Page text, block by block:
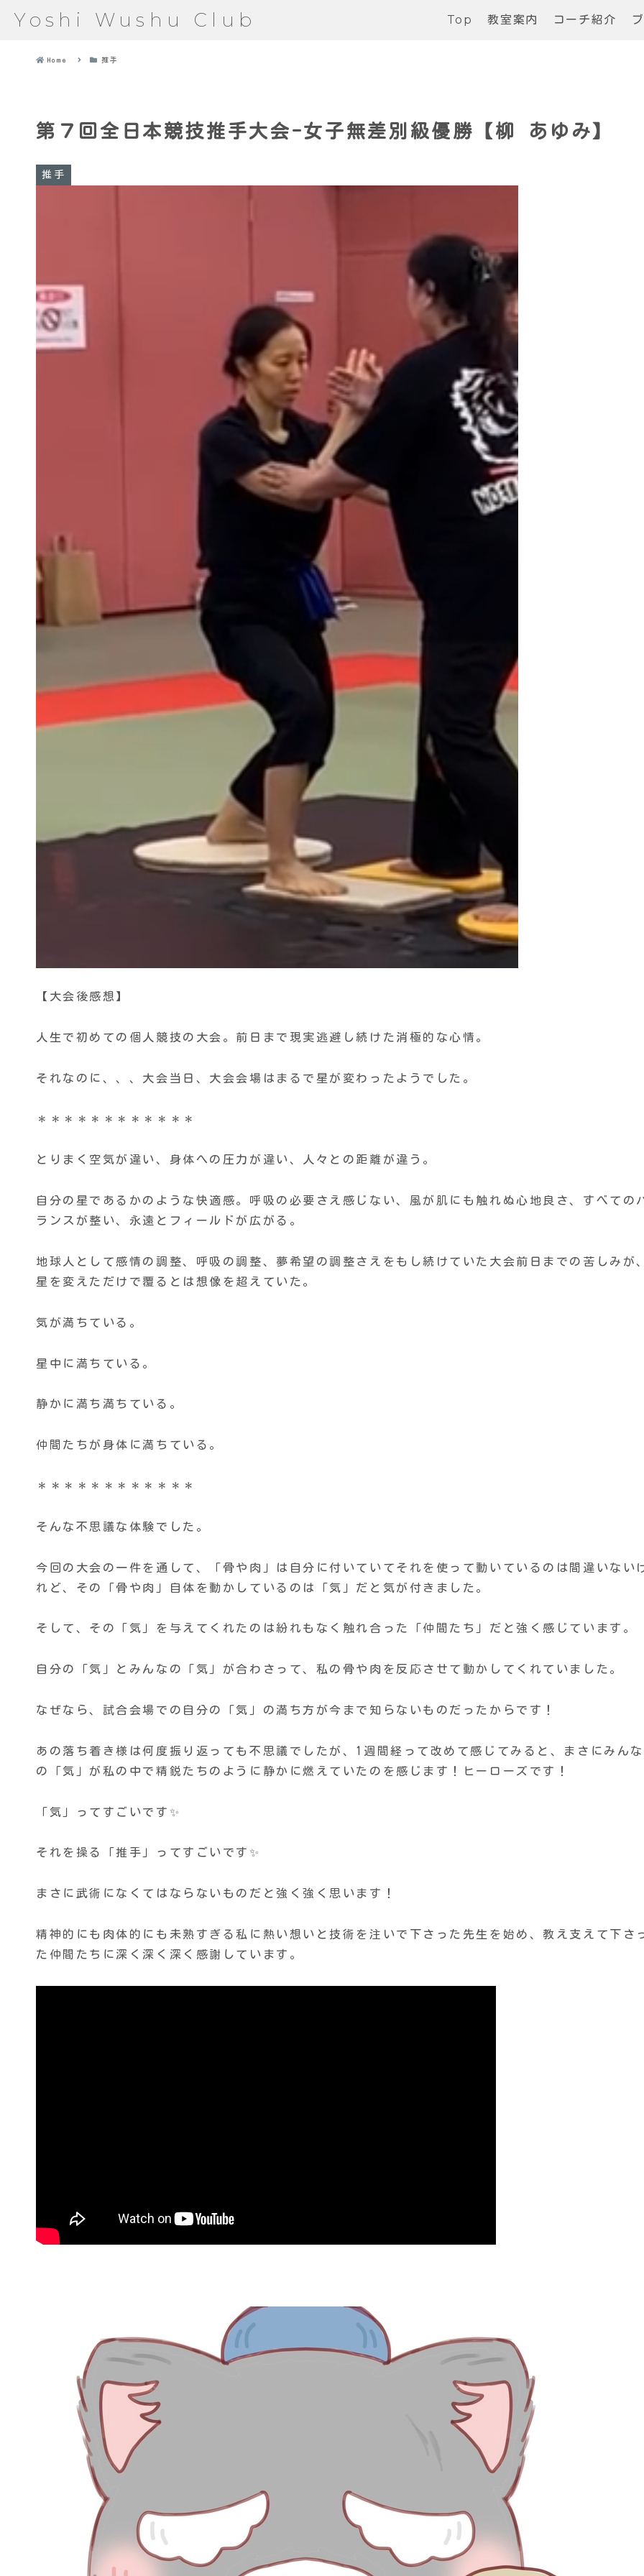
Yoshi Wushu Club Top 教室案内 コーチ紹介
Home 推手
第７回全日本競技推手大会-女子無差別級優勝【柳 あゆみ】
推手
【大会後感想】
人生で初めての個人競技の大会。前日まで現実逃避し続けた消極的な心情。
それなのに、、、大会当日、大会会場はまるで星が変わったようでした。
＊＊＊＊＊＊＊＊＊＊＊＊
とりまく空気が違い、身体への圧力が違い、人々との距離が違う。
自分の星であるかのような快適感。呼吸の必要さえ感じない、風が肌にも触れぬ心地良さ、すべての
ランスが整い、永遠とフィールドが広がる。
地球人として感情の調整、呼吸の調整、夢希望の調整さえをもし続けていた大会前日までの苦しみが
星を変えただけで覆るとは想像を超えていた。
気が満ちている。
星中に満ちている。
静かに満ち満ちている。
仲間たちが身体に満ちている。
＊＊＊＊＊＊＊＊＊＊＊＊
そんな不思議な体験でした。
今回の大会の一件を通して、「骨や肉」は自分に付いていてそれを使って動いているのは間違いない
れど、その「骨や肉」自体を動かしているのは「気」だと気が付きました。
そして、その「気」を与えてくれたのは紛れもなく触れ合った「仲間たち」だと強く感じています。
自分の「気」とみんなの「気」が合わさって、私の骨や肉を反応させて動かしてくれていました。
なぜなら、試合会場での自分の「気」の満ち方が今まで知らないものだったからです！
あの落ち着き様は何度振り返っても不思議でしたが、1週間経って改めて感じてみると、まさにみんな
の「気」が私の中で精鋭たちのように静かに燃えていたのを感じます！ヒーローズです！
「気」ってすごいです✨
それを操る「推手」ってすごいです✨
まさに武術になくてはならないものだと強く強く思います！
精神的にも肉体的にも未熟すぎる私に熱い想いと技術を注いで下さった先生を始め、教え支えて下さ
た仲間たちに深く深く深く感謝しています。